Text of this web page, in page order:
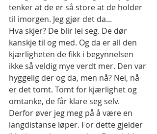
tenker at de er så store at de holder
til imorgen. Jeg gjør det da...
Hva skjer? De blir lei seg. De dør
kanskje til og med. Og da er all den
kjærligheten de fikk i begynnelsen
ikke så veldig mye verdt mer. Den var
hyggelig der og da, men nå? Nei, nå
er det tomt. Tomt for kjærlighet og
omtanke, de får klare seg selv.
Derfor øver jeg meg på å være en
langdistanse løper. For dette gjelder